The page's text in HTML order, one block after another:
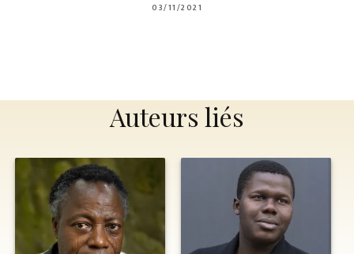
03/11/2021
Auteurs liés